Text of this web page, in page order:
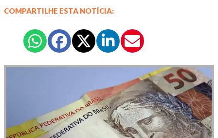
COMPARTILHE ESTA NOTÍCIA: